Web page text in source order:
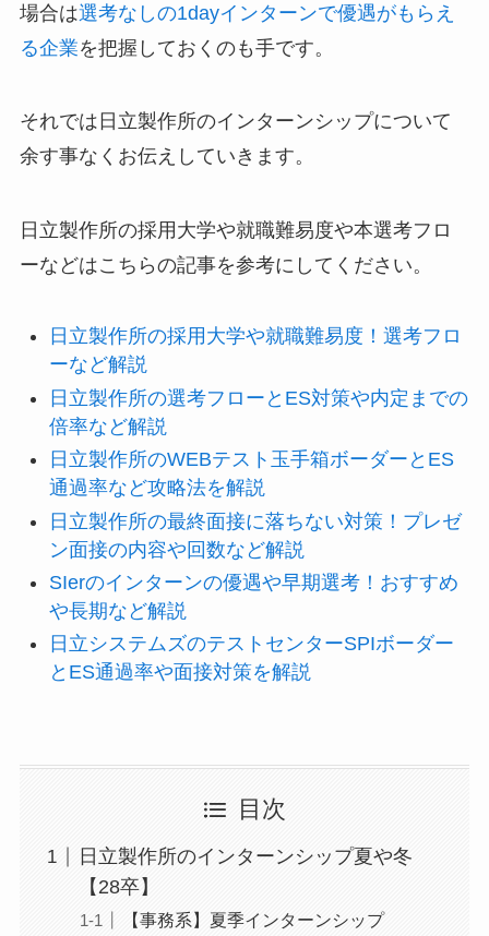
場合は選考なしの1dayインターンで優遇がもらえ
る企業を把握しておくのも手です。
それでは日立製作所のインターンシップについて
余す事なくお伝えしていきます。
日立製作所の採用大学や就職難易度や本選考フロ
ーなどはこちらの記事を参考にしてください。
日立製作所の採用大学や就職難易度！選考フロ
ーなど解説
日立製作所の選考フローとES対策や内定までの
倍率など解説
日立製作所のWEBテスト玉手箱ボーダーとES
通過率など攻略法を解説
日立製作所の最終面接に落ちない対策！プレゼ
ン面接の内容や回数など解説
SIerのインターンの優遇や早期選考！おすすめ
や長期など解説
日立システムズのテストセンターSPIボーダー
とES通過率や面接対策を解説
目次
日立製作所のインターンシップ夏や冬
【28卒】
【事務系】夏季インターンシップ